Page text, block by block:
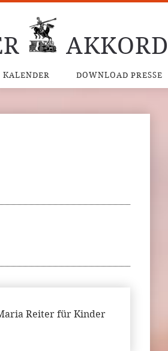
KALENDER DOWNLOAD PRESSE
Reiter für Kinder